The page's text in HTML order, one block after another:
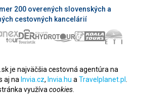
200 overených slovenských a
cestovných kancelárií
je najväčšia cestovná agentúra na
aj na Invia.cz, Invia.hu a Travelplanet.pl
využíva cookies.